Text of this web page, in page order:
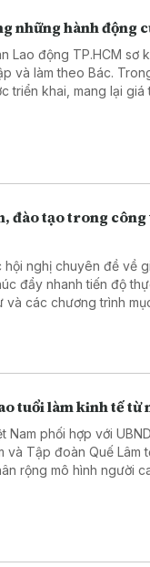
những hành động
Lao động TP.HCM sơ
và làm theo Bác.
triển khai, mang lại giá
đào tạo trong công
nghị chuyên đề về
đẩy nhanh tiến độ
các chương trình
tuổi làm kinh tế từ
phối hợp với
Tập đoàn Quế Lâm
rộng mô hình người